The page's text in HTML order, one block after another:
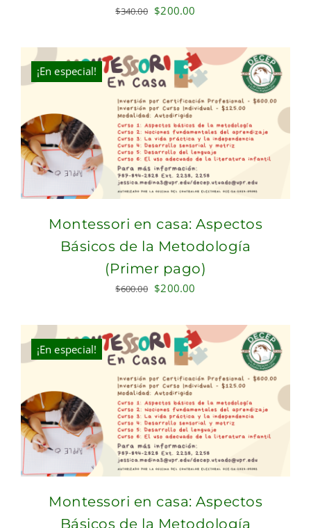
$340.00 Original
was:
$340.00.
$200.00
is:
$200.00.
¡En especial!
Montessori en casa: Aspectos
Básicos de la Metodología
(Primer pago)
$600.00 Original
was:
$600.00.
$200.00
is:
$200.00.
¡En especial!
Montessori en casa: Aspectos
Básicos de la Metodología